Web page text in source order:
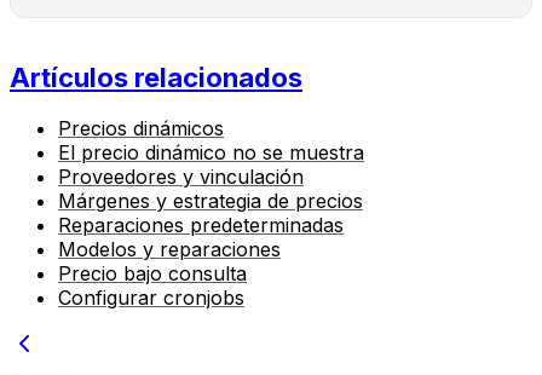
Artículos relacionados
Precios dinámicos
El precio dinámico no se muestra
Proveedores y vinculación
Márgenes y estrategia de precios
Reparaciones predeterminadas
Modelos y reparaciones
Precio bajo consulta
Configurar cronjobs